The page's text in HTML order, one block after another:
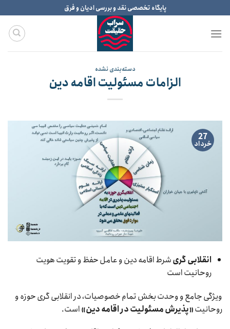
to
content
پایگاه تخصصی نقد و بررسی ادیان و فرق
دسته‌بندی نشده
الزامات مسئولیت اقامه دین
27
خرداد
انقلابی گریشرط اقامه دین و عامل حفظ و تقویت هویت
روحانیت است
ویژگی جامع و وحدت بخش تمام خصوصیات، در انقلابی گری حوزه و
روحانیت«پذیرش مسئولیت در اقامه دین»است.